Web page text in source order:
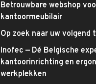
Betrouwbare webshop
kantoormeubilair
Op zoek naar uw volgend
Inofec — Dé Belgische
kantoorinrichting en
werkplekken